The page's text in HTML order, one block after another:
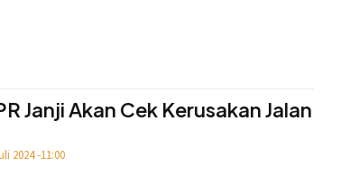
Janji Akan Cek Kerusakan Jalan
2024 -11:00